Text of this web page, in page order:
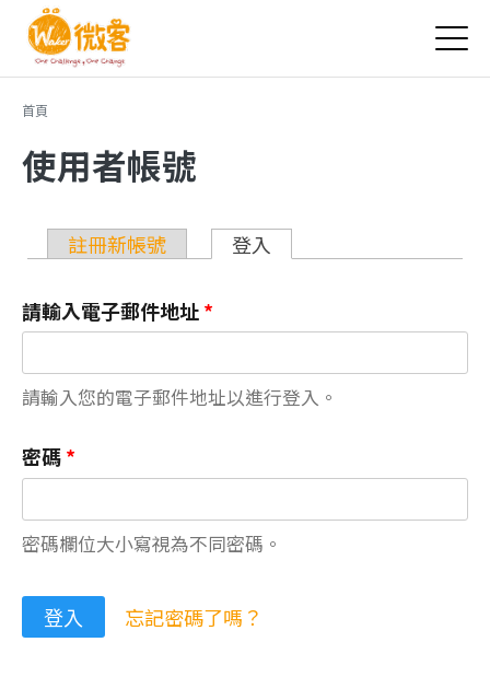
您在這裡
首頁
使用者帳號
主要索引標籤
註冊新帳號 登入
請輸入電子郵件地址*
請輸入您的電子郵件地址以進行登入。
密碼*
密碼欄位大小寫視為不同密碼。
忘記密碼了嗎？